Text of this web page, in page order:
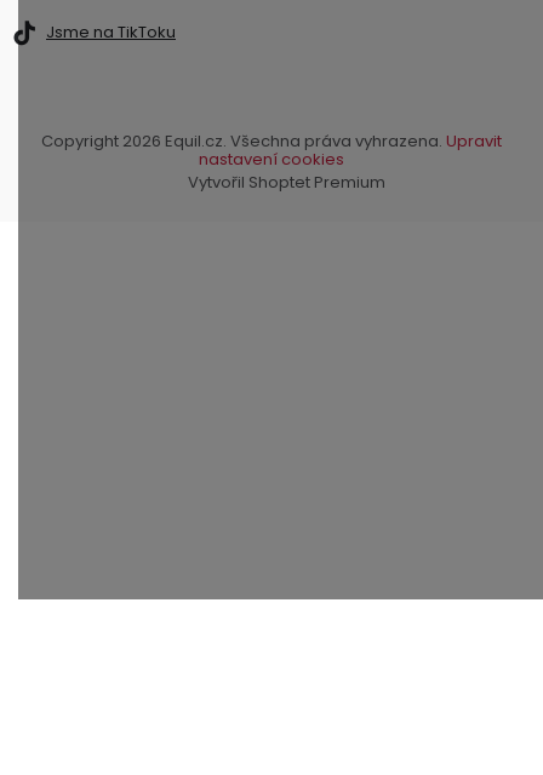
Jsme na TikToku
Vytvořil Shoptet Premium
Copyright 2026 Equil.cz. Všechna práva vyhrazena. Upravit
nastavení cookies